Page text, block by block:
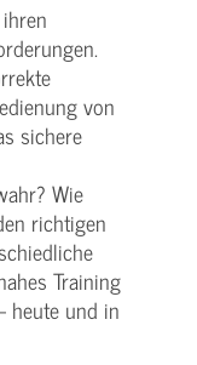
von
sichere
Wie
richtigen
Training
heute und in